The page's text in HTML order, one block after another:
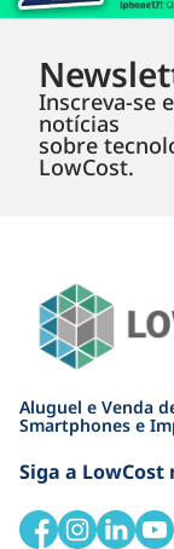
Inscreva-se
notícias
sobre
LowCost.
Aluguel e Venda
Smartphones e
Siga a LowCost